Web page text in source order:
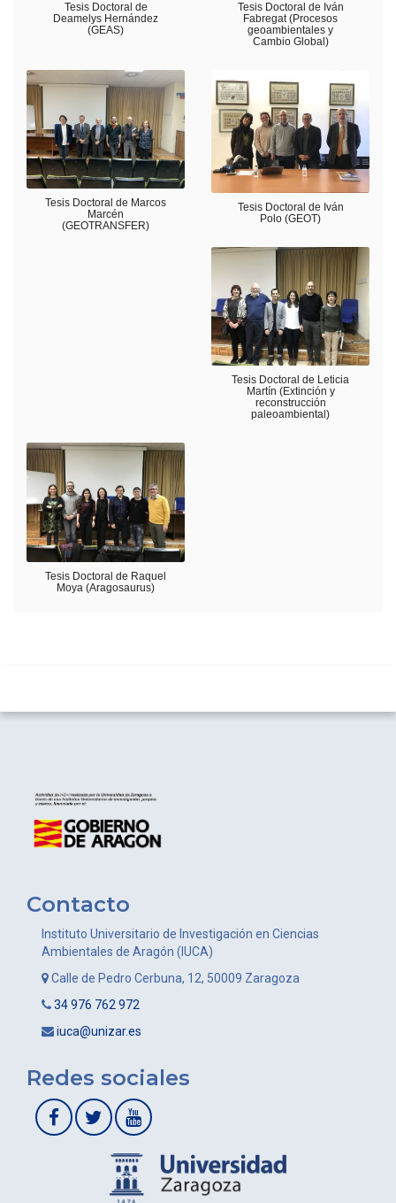
Tesis Doctoral de
Deamelys Hernández
(GEAS)
Tesis Doctoral de Iván
Fabregat (Procesos
geoambientales y
Cambio Global)
Tesis Doctoral de Marcos
Marcén
(GEOTRANSFER)
Tesis Doctoral de Iván
Polo (GEOT)
Tesis Doctoral de Leticia
Martín (Extinción y
reconstrucción
paleoambiental)
Tesis Doctoral de Raquel
Moya (Aragosaurus)
Contacto
Instituto Universitario de Investigación en Ciencias
Ambientales de Aragón (IUCA)
Calle de Pedro Cerbuna, 12, 50009 Zaragoza
34 976 762 972
iuca@unizar.es
Redes sociales